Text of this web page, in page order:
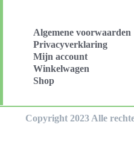
Algemene voorwaarden
Privacyverklaring
Mijn account
Winkelwagen
Shop
Copyright 2023 Alle